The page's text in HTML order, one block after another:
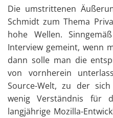
Die umstrittenen
Schmidt zum Thema
hohe Wellen.
Interview gemeint, wenn
dann solle man die
von vornherein
Source-Welt, zu der
wenig Verständnis für
langjährige Mozilla-